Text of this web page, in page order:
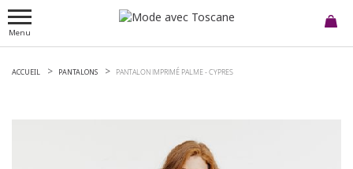
Menu
ACCUEIL PANTALONS PANTALON IMPRIMÉ PALME -CYPRES